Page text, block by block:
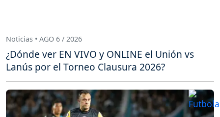
Noticias • AGO 6 / 2026
¿Dónde ver EN VIVO y ONLINE el Unión vs
Lanús por el Torneo Clausura 2026?